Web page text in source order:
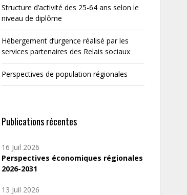
Structure d’activité des 25-64 ans selon le
niveau de diplôme
Hébergement d’urgence réalisé par les
services partenaires des Relais sociaux
Perspectives de population régionales
Publications récentes
16 Juil 2026
Perspectives économiques régionales
2026-2031
13 Juil 2026